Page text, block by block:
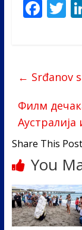
F
o
o
k
T
← Srđanov
Филм
Share This
You